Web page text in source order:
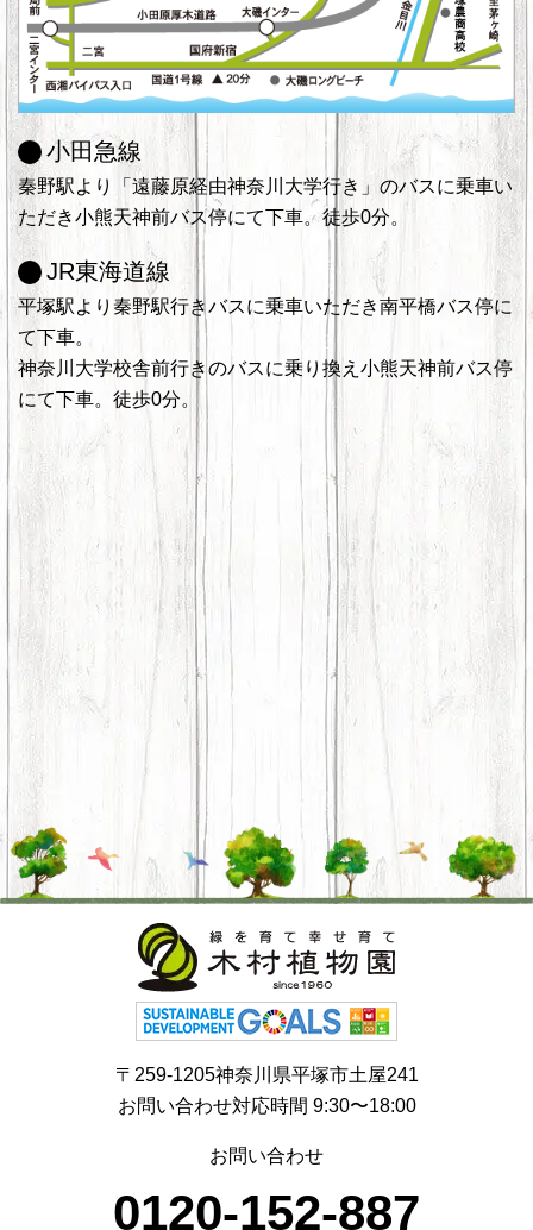
小田急線
秦野駅より「遠藤原経由神奈川大学行き」のバスに乗車い
ただき小熊天神前バス停にて下車。徒歩0分。
JR東海道線
平塚駅より秦野駅行きバスに乗車いただき南平橋バス停に
て下車。
神奈川大学校舎前行きのバスに乗り換え小熊天神前バス停
にて下車。徒歩0分。
〒259-1205神奈川県平塚市土屋241
お問い合わせ対応時間 9:30〜18:00
お問い合わせ
0120-152-887